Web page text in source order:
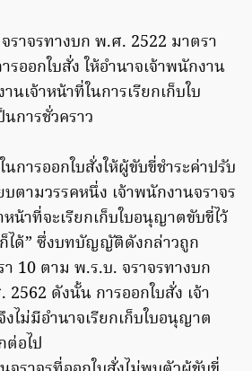
ราจรทางบก พ.ศ. 2522 มาตรา
รออกใบสั่ง ให้อำนาจเจ้าพนักงาน
นเจ้าหน้าที่ในการเรียกเก็บใบ
การชั่วคราว
การออกใบสั่งให้ผู้ขับขี่ชำระค่าปรับ
ตามวรรคหนึ่ง เจ้าพนักงานจราจร
น้าที่จะเรียกเก็บใบอนุญาตขับขี่ไว้
ก็ได้” ซึ่งบทบัญญัติดังกล่าวถูก
10 ตาม พ.ร.บ. จราจรทางบก
ดังนั้น การออกใบสั่ง เจ้า
ไม่มีอำนาจเรียกเก็บใบอนุญาต
อไป